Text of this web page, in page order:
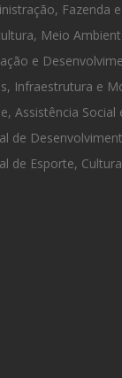
Fazenda
Meio
e
Infraestrutura e
Assistência Social
de
de Esporte,